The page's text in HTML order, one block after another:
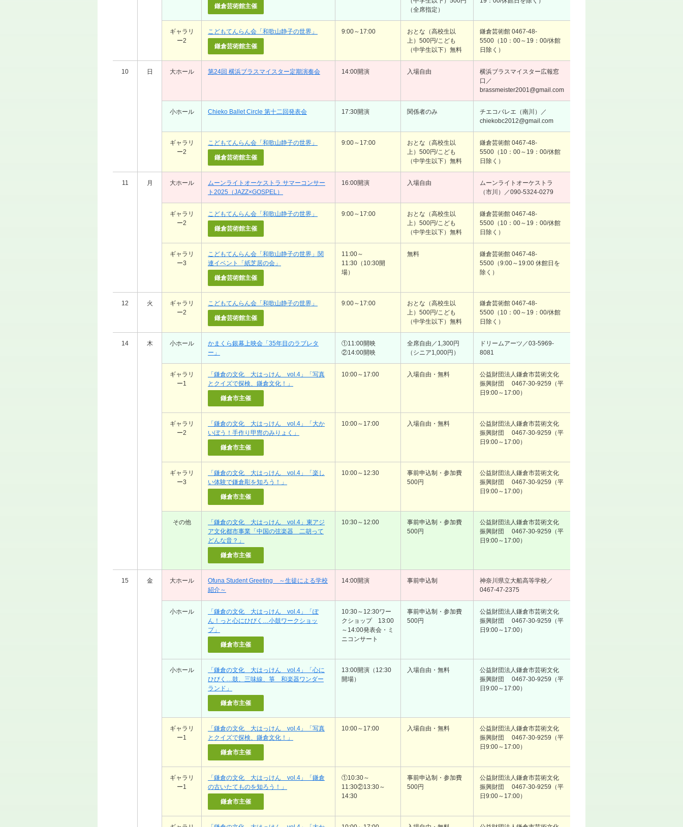
鎌倉芸術館主催
（全席指定）
ギャラリ
ー2
こどもてんらん会「和歌山静子の世界」
鎌倉芸術館主催
9:00～17:00
おとな（高校生以
上）500円/こども
（中学生以下）無料
鎌倉芸術館 0467-48-
5500（10：00～19：00/休館
日除く）
10 日 大ホール 第24回 横浜ブラスマイスター定期演奏会 14:00開演 入場自由
横浜ブラスマイスター広報窓
口／
brassmeister2001@gmail.com
小ホール Chieko Ballet Circle 第十二回発表会 17:30開演 関係者のみ
チエコバレエ（南川）／
chiekobc2012@gmail.com
ギャラリ
ー2
こどもてんらん会「和歌山静子の世界」
鎌倉芸術館主催
9:00～17:00
おとな（高校生以
上）500円/こども
（中学生以下）無料
鎌倉芸術館 0467-48-
5500（10：00～19：00/休館
日除く）
11 月 大ホール
ムーンライトオーケストラ サマーコンサー
ト2025（JAZZ×GOSPEL）
16:00開演 入場自由
ムーンライトオーケストラ
（市川）／090-5324-0279
ギャラリ
ー2
こどもてんらん会「和歌山静子の世界」
鎌倉芸術館主催
9:00～17:00
おとな（高校生以
上）500円/こども
（中学生以下）無料
鎌倉芸術館 0467-48-
5500（10：00～19：00/休館
日除く）
ギャラリ
ー3
こどもてんらん会「和歌山静子の世界」関
連イベント「紙芝居の会」
鎌倉芸術館主催
11:00～
11:30（10:30開
場）
無料
鎌倉芸術館 0467-48-
5500（9:00～19:00 休館日を
除く）
12 火
ギャラリ
ー2
こどもてんらん会「和歌山静子の世界」
鎌倉芸術館主催
9:00～17:00
おとな（高校生以
上）500円/こども
（中学生以下）無料
鎌倉芸術館 0467-48-
5500（10：00～19：00/休館
日除く）
14 木 小ホール
かまくら銀幕上映会「35年目のラブレタ
ー」
①11:00開映
②14:00開映
全席自由／1,300円
（シニア1,000円）
ドリームアーツ／03-5969-
8081
ギャラリ
ー1
「鎌倉の文化 大はっけん vol.4」「写真
とクイズで探検、鎌倉文化！」
鎌倉市主催
10:00～17:00 入場自由・無料
公益財団法人鎌倉市芸術文化
振興財団 0467-30-9259（平
日9:00～17:00）
ギャラリ
ー2
「鎌倉の文化 大はっけん vol.4」「大か
いぼう！手作り甲冑のみりょく」
鎌倉市主催
10:00～17:00 入場自由・無料
公益財団法人鎌倉市芸術文化
振興財団 0467-30-9259（平
日9:00～17:00）
ギャラリ
ー3
「鎌倉の文化 大はっけん vol.4」「楽し
い体験で鎌倉彫を知ろう！」
鎌倉市主催
10:00～12:30
事前申込制・参加費
500円
公益財団法人鎌倉市芸術文化
振興財団 0467-30-9259（平
日9:00～17:00）
その他
「鎌倉の文化 大はっけん vol.4」東アジ
ア文化都市事業「中国の弦楽器 二胡って
どんな音？」
鎌倉市主催
10:30～12:00
事前申込制・参加費
500円
公益財団法人鎌倉市芸術文化
振興財団 0467-30-9259（平
日9:00～17:00）
15 金 大ホール
Ofuna Student Greeting ～生徒による学校
紹介～
14:00開演 事前申込制
神奈川県立大船高等学校／
0467-47-2375
小ホール
「鎌倉の文化 大はっけん vol.4」「ぽ
ん！っと心にひびく…小鼓ワークショッ
プ」
鎌倉市主催
10:30～12:30ワー
クショップ 13:00
～14:00発表会・ミ
ニコンサート
事前申込制・参加費
500円
公益財団法人鎌倉市芸術文化
振興財団 0467-30-9259（平
日9:00～17:00）
小ホール
「鎌倉の文化 大はっけん vol.4」「心に
ひびく…鼓、三味線、箏 和楽器ワンダー
ランド」
鎌倉市主催
13:00開演（12:30
開場）
入場自由・無料
公益財団法人鎌倉市芸術文化
振興財団 0467-30-9259（平
日9:00～17:00）
ギャラリ
ー1
「鎌倉の文化 大はっけん vol.4」「写真
とクイズで探検、鎌倉文化！」
鎌倉市主催
10:00～17:00 入場自由・無料
公益財団法人鎌倉市芸術文化
振興財団 0467-30-9259（平
日9:00～17:00）
ギャラリ
ー1
「鎌倉の文化 大はっけん vol.4」「鎌倉
の古いたてものを知ろう！」
鎌倉市主催
①10:30～
11:30②13:30～
14:30
事前申込制・参加費
500円
公益財団法人鎌倉市芸術文化
振興財団 0467-30-9259（平
日9:00～17:00）